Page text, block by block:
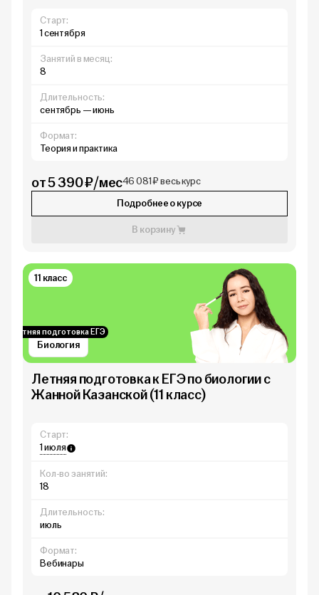
Старт:
1 сентября
Занятий в месяц:
8
Длительность:
сентябрь — июнь
Формат:
Теория и практика
от 5 390 ₽/мес46 081 ₽ весь курс
Подробнее о курсе
В корзину
Биология
Летняя подготовка ЕГЭ
11 класс
Летняя подготовка к ЕГЭ по биологии с
Жанной Казанской (11 класс)
Старт:
1 июля
Кол-во занятий:
18
Длительность:
июль
Формат:
Вебинары